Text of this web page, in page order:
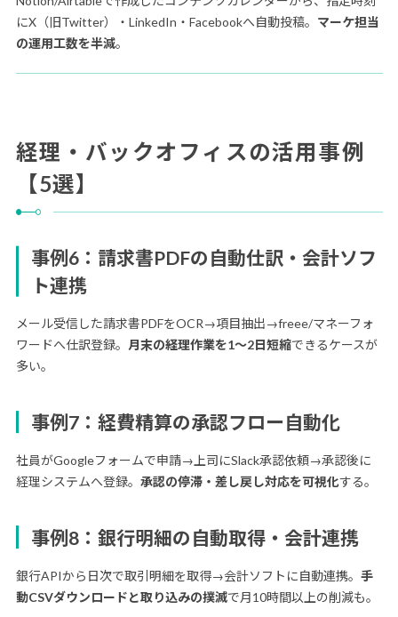
にX（旧Twitter）・LinkedIn・Facebookへ自動投稿。 マーケ担当
の運用工数を半減。
経理・バックオフィスの活用事例
【5選】
事例6：請求書PDFの自動仕訳・会計ソフ
ト連携
メール受信した請求書PDFをOCR→項目抽出→freee/マネーフォ
ワードへ仕訳登録。 月末の経理作業を1〜2日短縮できるケースが
多い。
事例7：経費精算の承認フロー自動化
社員がGoogleフォームで申請→上司にSlack承認依頼→承認後に
経理システムへ登録。 承認の停滞・差し戻し対応を可視化する。
事例8：銀行明細の自動取得・会計連携
銀行APIから日次で取引明細を取得→会計ソフトに自動連携。 手
動CSVダウンロードと取り込みの撲滅で月10時間以上の削減も。